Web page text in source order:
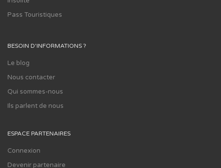
Pass Touristiques
BESOIN D'INFORMATIONS ?
Le blog
Nous contacter
Qui sommes-nous
Ils parlent de nous
ESPACE PARTENAIRES
Connexion
Devenir partenaire